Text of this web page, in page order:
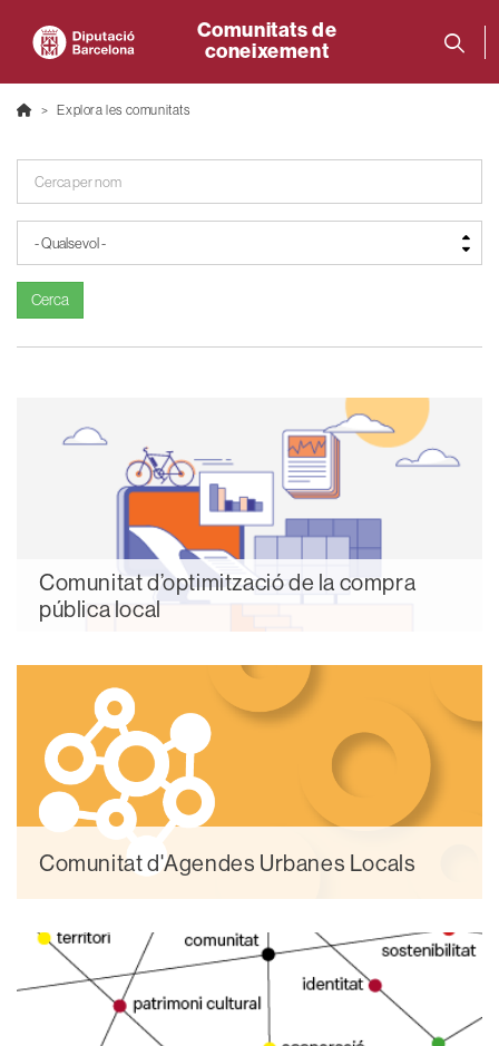
Comunitats de
coneixement
Explora les comunitats
Comunitat d’optimització de la compra
pública local
Comunitat d'Agendes Urbanes Locals